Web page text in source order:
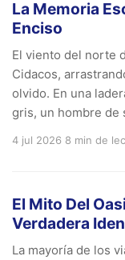
La Memoria
Enciso
El viento del norte
Cidacos,
olvido. En una
gris, un hombre de
4 jul 2026 8 min de
El Mito Del
Verdadera
La mayoría de los